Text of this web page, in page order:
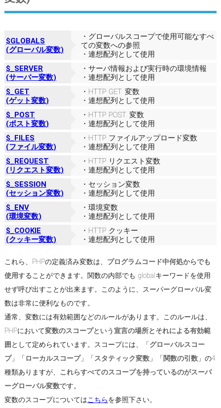
$GLOBALS
(グローバル変数)
・グローバルスコープで使用可能なすべ
ての変数への参照
・連想配列として使用
$_SERVER
(サーバー変数)
・サーバ情報および実行時の環境情報
・連想配列として使用
$_GET
(ゲット変数)
・HTTP GET 変数
・連想配列として使用
$_POST
(ポスト変数)
・HTTP POST 変数
・連想配列として使用
$_FILES
(ファイル変数)
・HTTP ファイルアップロード変数
・連想配列として使用
$_REQUEST
(リクエスト変数)
・HTTP リクエスト変数
・連想配列として使用
$_SESSION
(セッション変数)
・セッション変数
・連想配列として使用
$_ENV
(環境変数)
・環境変数
・連想配列として使用
$_COOKIE
(クッキー変数)
・HTTP クッキー
・連想配列として使用
これら、PHPの定義済み変数は、 プログラムコード中何処からでも
使用することができます。関数の内部でも globalキーワードを使用
せず呼び出すことが出来ます。このように、スーパーグローバル変
数は非常に便利なものです。
通常、変数には有効範囲などのルールがあります。このルールは、
PHPにおいて変数のスコープという宣言の場所とそれによる有効範
囲 として定められています。スコープには、「グローバルスコー
プ」「 ローカルスコープ」「 スタティック変数」「 関数の引数」の4
種類ありますが、 これらすべてのスコープを持っているのがスーパ
ーグローバル変数です。
変数のスコープについてはこちらを参照下さい。